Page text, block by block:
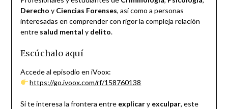
Derecho y Ciencias Forenses, así como a personas
interesadas en comprender con rigor la compleja relación
entre salud mental y delito.
Escúchalo aquí
Accede al episodio en iVoox:
https://go.ivoox.com/rf/158760138
Si te interesa la frontera entre explicary exculpar, este